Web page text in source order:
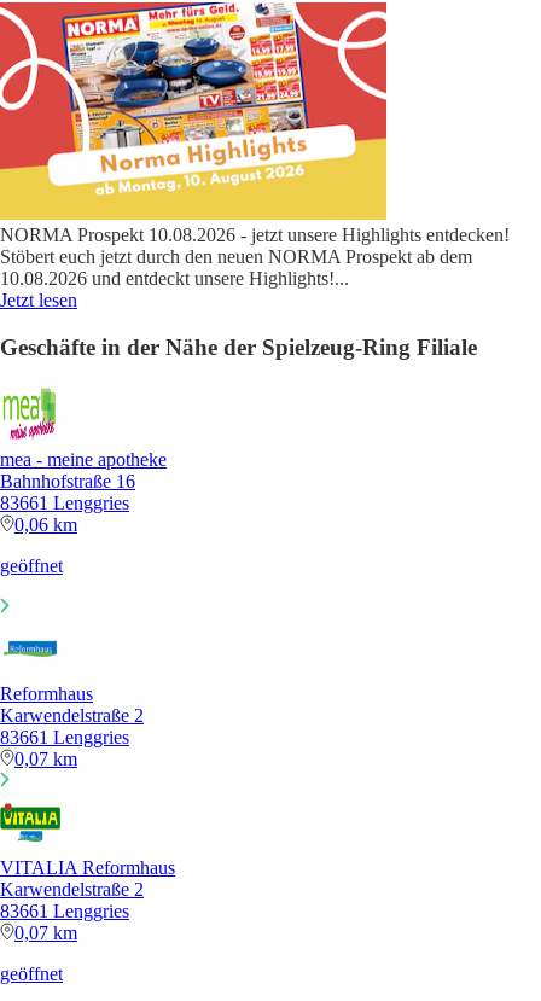
NORMA Prospekt 10.08.2026 - jetzt unsere Highlights entdecken!
Stöbert euch jetzt durch den neuen NORMA Prospekt ab dem
10.08.2026 und entdeckt unsere Highlights!...
Jetzt lesen
Geschäfte in der Nähe der Spielzeug-Ring Filiale
mea - meine apotheke
Bahnhofstraße 16
83661 Lenggries
0,06 km
geöffnet
Reformhaus
Karwendelstraße 2
83661 Lenggries
0,07 km
VITALIA Reformhaus
Karwendelstraße 2
83661 Lenggries
0,07 km
geöffnet